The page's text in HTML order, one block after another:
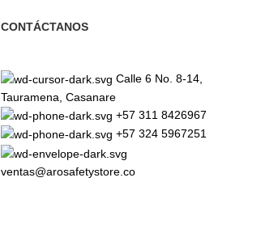
CONTÁCTANOS
Calle 6 No. 8-14,
Tauramena, Casanare
+57 311 8426967
+57 324 5967251
ventas@arosafetystore.co